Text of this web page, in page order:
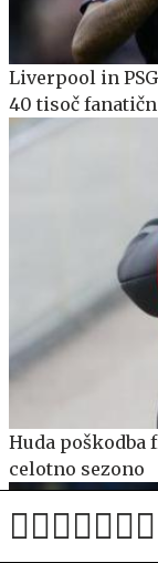
Liverpool in
40 tisoč
Huda poškodba
celotno sezono